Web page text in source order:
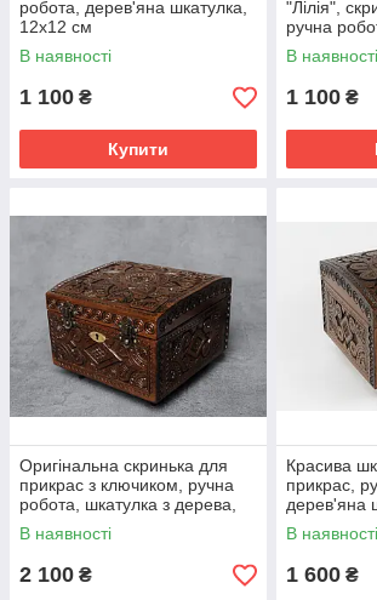
робота, дерев'яна шкатулка,
12х12 см
В наявності
1 100 ₴
Купити
"Лілія",
ручна
шкатулка,
В наявності
1 100 ₴
Оригінальна скринька для
прикрас з ключиком, ручна
робота, шкатулка з дерева,
16х16 см
В наявності
2 100 ₴
Красива
прикрас,
дерев'яна
см
В наявності
1 600 ₴